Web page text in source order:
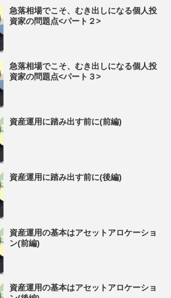
急落相場でこそ、むき出しになる個人投
資家の問題点<パート２>
急落相場でこそ、むき出しになる個人投
資家の問題点<パート３>
資産運用に踏み出す前に(前編)
資産運用に踏み出す前に(後編)
資産運用の基本はアセットアロケーショ
ン(前編)
資産運用の基本はアセットアロケーショ